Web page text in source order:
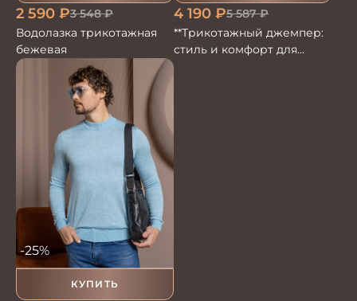
2 590 ₽3 548₽
Водолазка трикотажная
бежевая
4 190 ₽5 587₽
**Трикотажный джемпер:
стиль и комфорт для
КУПИТЬ
-25%